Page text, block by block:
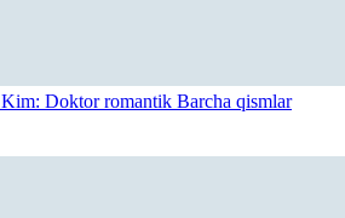
Doktor romantik Barcha qismlar